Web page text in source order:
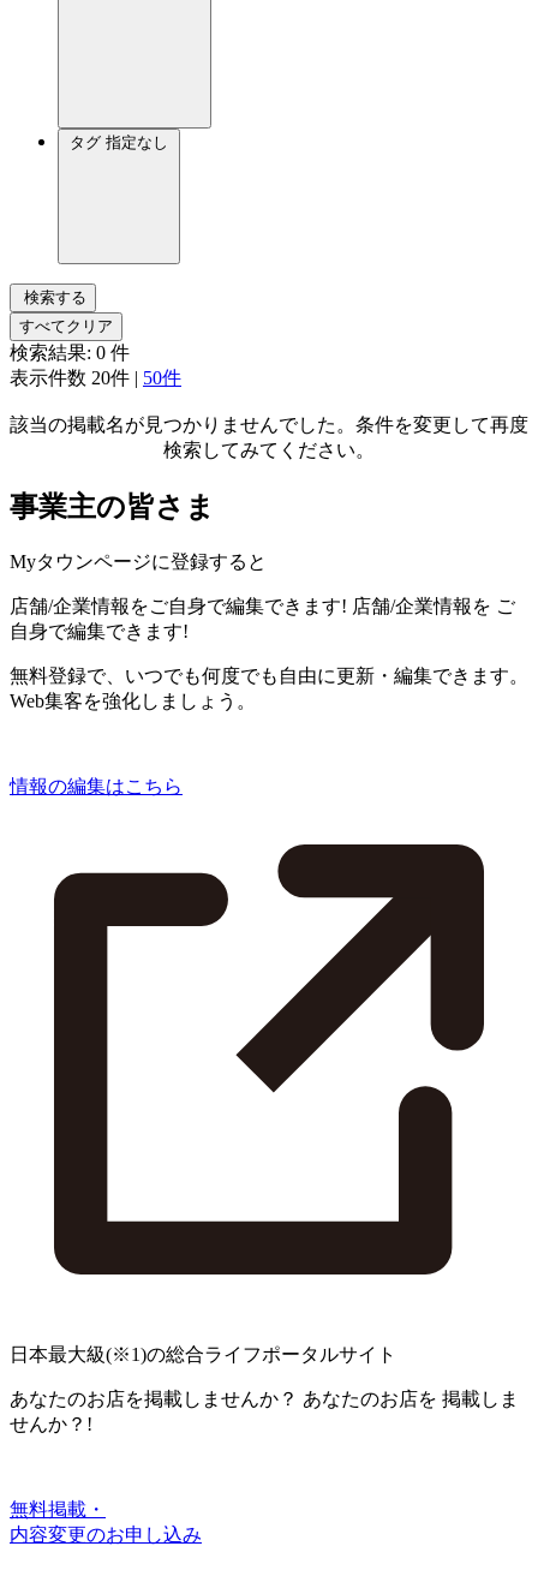
タグ 指定なし
検索する
すべてクリア
検索結果: 0 件
表示件数 20件 | 50件
該当の掲載名が見つかりませんでした。条件を変更して再度
検索してみてください。
事業主の皆さま
Myタウンページに登録すると
店舗/企業情報をご自身で編集できます! 店舗/企業情報を ご
自身で編集できます!
無料登録で、いつでも何度でも自由に更新・編集できます。
Web集客を強化しましょう。
情報の編集はこちら
日本最大級(※1)の総合ライフポータルサイト
あなたのお店を掲載しませんか？ あなたのお店を 掲載しま
せんか？!
無料掲載・
内容変更のお申し込み